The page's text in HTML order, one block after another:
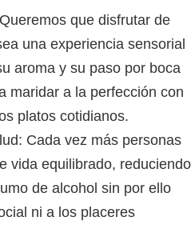
Queremos que disfrutar de
una experiencia sensorial
aroma y su paso por boca
maridar a la perfección con
platos cotidianos.
Cada vez más personas
vida equilibrado, reduciendo
de alcohol sin por ello
ni a los placeres